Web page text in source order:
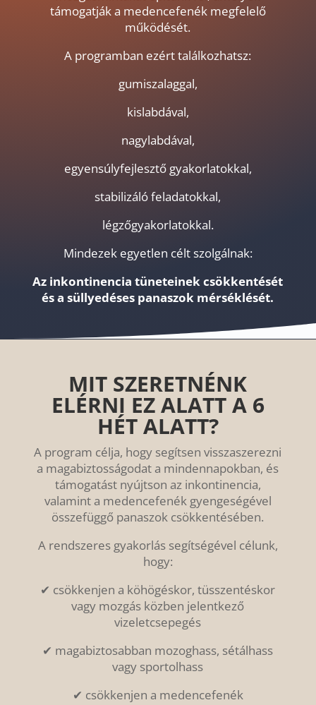
támogatják a medencefenék megfelelő
működését.
A programban ezért találkozhatsz:
gumiszalaggal,
kislabdával,
nagylabdával,
egyensúlyfejlesztő gyakorlatokkal,
stabilizáló feladatokkal,
légzőgyakorlatokkal.
Mindezek egyetlen célt szolgálnak:
Az inkontinencia tüneteinek csökkentését
és a süllyedéses panaszok mérséklését.
MIT SZERETNÉNK
ELÉRNI EZ ALATT A 6
HÉT ALATT?
A program célja, hogy segítsen visszaszerezni
a magabiztosságodat a mindennapokban, és
támogatást nyújtson az inkontinencia,
valamint a medencefenék gyengeségével
összefüggő panaszok csökkentésében.
A rendszeres gyakorlás segítségével célunk,
hogy:
✔ csökkenjen a köhögéskor, tüsszentéskor
vagy mozgás közben jelentkező
vizeletcsepegés
✔ magabiztosabban mozoghass, sétálhass
vagy sportolhass
✔ csökkenjen a medencefenék